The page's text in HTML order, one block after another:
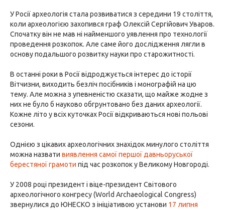
У Росії археологія стала розвиватися з середини 19 століття,
коли археологією захопився граф Олексій Сергійович Уваров.
Спочатку він не мав ні найменшого уявлення про технології
проведення розкопок. Але саме його дослідження лягли в
основу подальшого розвитку науки про старожитності.
В останні роки в Росії відроджується інтерес до історії
Вітчизни, виходить безліч посібників і монографій на цю
тему. Але можна з упевненістю сказати, що майже жодне з
них не було б науково обгрунтовано без даних археології.
Кожне літо у всіх куточках Росії відкриваються нові польові
сезони.
Однією з цікавих археологічних знахідок минулого століття
можна назвати виявлення самої першої давньоруської
берестяної грамоти під час розкопок у Великому Новгороді.
У 2008 році президент і віце-президент Світового
археологічного конгресу (World Archaeological Congress)
звернулися до ЮНЕСКО з ініціативою установи 17 липня